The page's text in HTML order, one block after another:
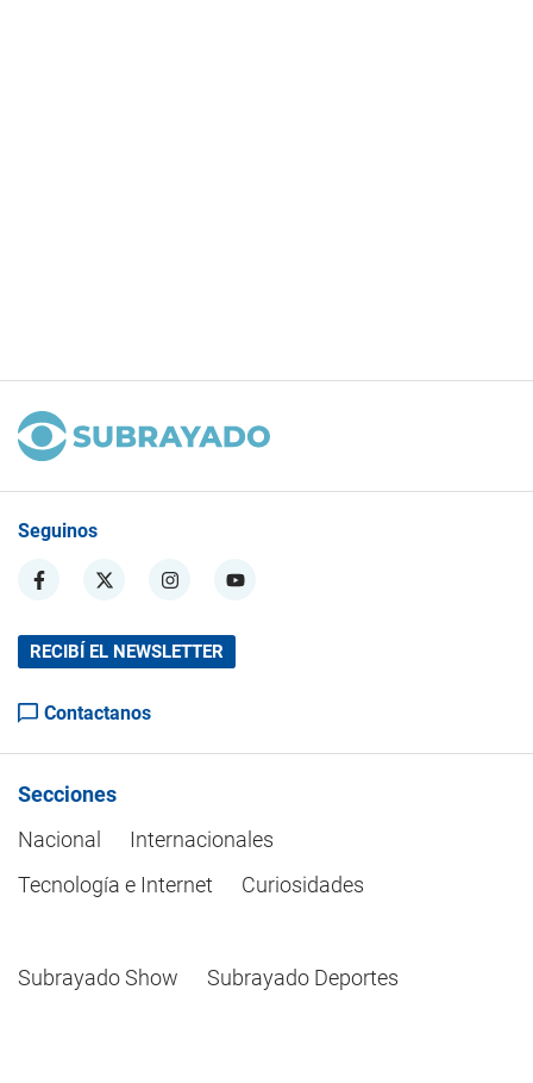
Seguinos
RECIBÍ EL NEWSLETTER
Contactanos
Secciones
Nacional
Internacionales
Tecnología e Internet
Curiosidades
Subrayado Show Subrayado Deportes